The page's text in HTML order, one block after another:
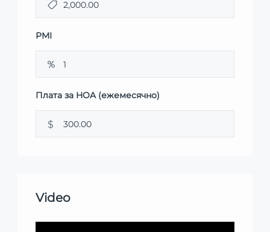
PMI
Плата за HOA (ежемесячно)
$
Video